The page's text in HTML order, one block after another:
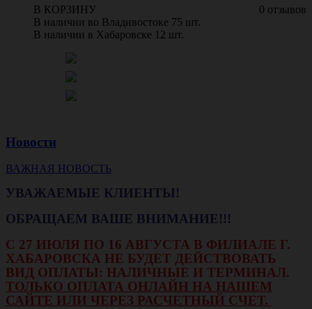
0 отзывов
В КОРЗИНУ
В наличии во Владивостоке 75 шт.
В наличии в Хабаровске 12 шт.
Новости
ВАЖНАЯ НОВОСТЬ
УВАЖАЕМЫЕ КЛИЕНТЫ!
ОБРАЩАЕМ ВАШЕ ВНИМАНИЕ!!!
С 27 ИЮЛЯ ПО 16 АВГУСТА В ФИЛИАЛЕ Г.
ХАБАРОВСКА НЕ БУДЕТ ДЕЙСТВОВАТЬ
ВИД ОПЛАТЫ: НАЛИЧНЫЕ И ТЕРМИНАЛ.
ТОЛЬКО ОПЛАТА ОНЛАЙН НА НАШЕМ
САЙТЕ ИЛИ ЧЕРЕЗ РАСЧЕТНЫЙ СЧЕТ.